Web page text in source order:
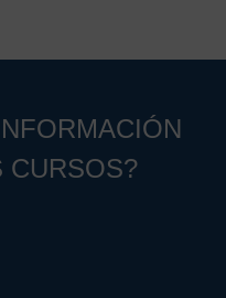
CURSOS?